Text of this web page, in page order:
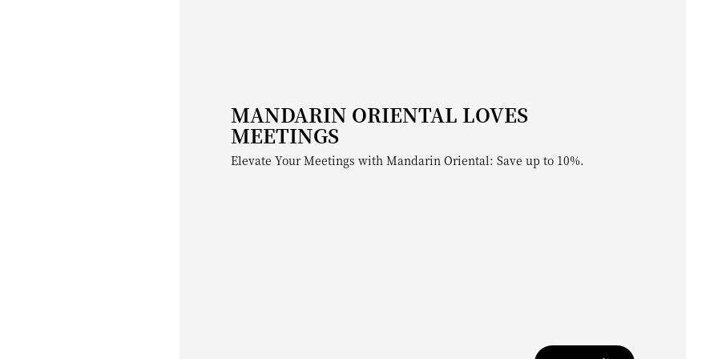
MANDARIN ORIENTAL LOVES
MEETINGS
Elevate Your Meetings with Mandarin Oriental: Save up to 10%.